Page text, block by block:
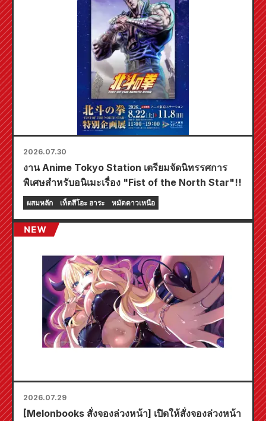
2026.07.30
งาน Anime Tokyo Station เตรียมจัดนิทรรศการ
พิเศษสำหรับอนิเมะเรื่อง "Fist of the North Star"!!
ผสมหลัก เท็ตสึโอะ ฮาระ หมัดดาวเหนือ
2026.07.29
[Melonbooks สั่งจองล่วงหน้า] เปิดให้สั่งจองล่วงหน้า